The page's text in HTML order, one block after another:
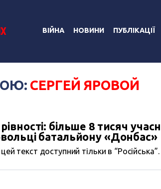
ВІЙНА НОВИНИ ПУБЛІКАЦІЇ
СЕРГЕЙ ЯРОВОЙ
більше 8 тисяч
батальйону «Донбас»
текст доступний тільки в “Російська”.